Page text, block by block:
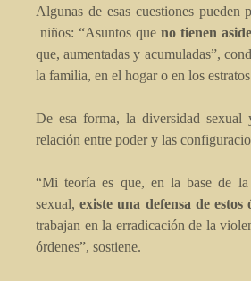
Algunas de esas cuestiones
niños: “Asuntos que no tienen
que, aumentadas y acumuladas”,
la familia, en el hogar o en los
De esa forma, la diversidad sexual
relación entre poder y las
“Mi teoría es que, en la base de
sexual,existe una defensa de
trabajan en la erradicación de la
órdenes”, sostiene.